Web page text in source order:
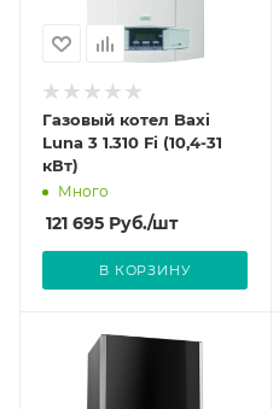
Газовый котел Baxi
Luna 3 1.310 Fi (10,4-31
кВт)
Много
121 695 Руб./шт
В КОРЗИНУ